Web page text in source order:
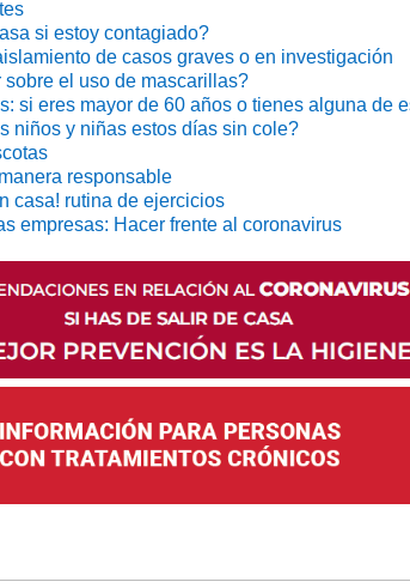
si estoy contagiado?
de casos graves o en investigación
el uso de mascarillas?
si eres mayor de 60 años o tienes alguna de
niños y niñas estos días sin cole?
responsable
casa! rutina de ejercicios
empresas: Hacer frente al coronavirus